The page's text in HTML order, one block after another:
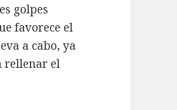
golpes
favorece el
a cabo, ya
rellenar el